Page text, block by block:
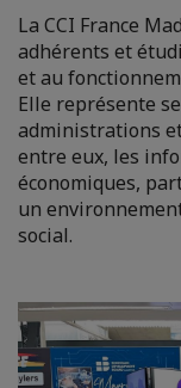
La CCI France
adhérents et
et au
Elle représente
administrations
entre eux, les
économiques,
un
social.